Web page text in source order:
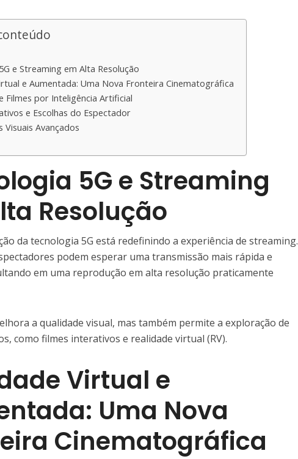
e Streaming em Alta Resolução
e Aumentada: Uma Nova Fronteira Cinematográfica
Filmes por Inteligência Artificial
e Escolhas do Espectador
Visuais Avançados
5G e Streaming
Resolução
da tecnologia 5G está redefinindo a experiência de streaming.
podem esperar uma transmissão mais rápida e
em uma reprodução em alta resolução praticamente
a qualidade visual, mas também permite a exploração de
como filmes interativos e realidade virtual (RV).
Virtual e
Uma Nova
Cinematográfica